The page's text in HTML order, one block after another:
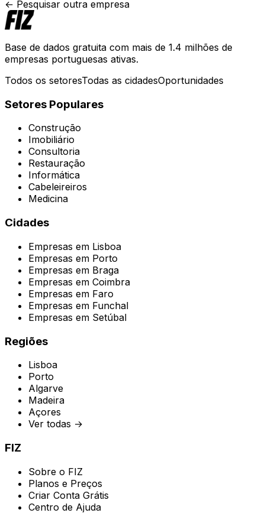
← Pesquisar outra empresa
Base de dados gratuita com mais de 1.4 milhões de
empresas portuguesas ativas.
Todos os setoresTodas as cidadesOportunidades
Setores Populares
Construção
Imobiliário
Consultoria
Restauração
Informática
Cabeleireiros
Medicina
Cidades
Empresas em Lisboa
Empresas em Porto
Empresas em Braga
Empresas em Coimbra
Empresas em Faro
Empresas em Funchal
Empresas em Setúbal
Regiões
Lisboa
Porto
Algarve
Madeira
Açores
Ver todas →
FIZ
Sobre o FIZ
Planos e Preços
Criar Conta Grátis
Centro de Ajuda